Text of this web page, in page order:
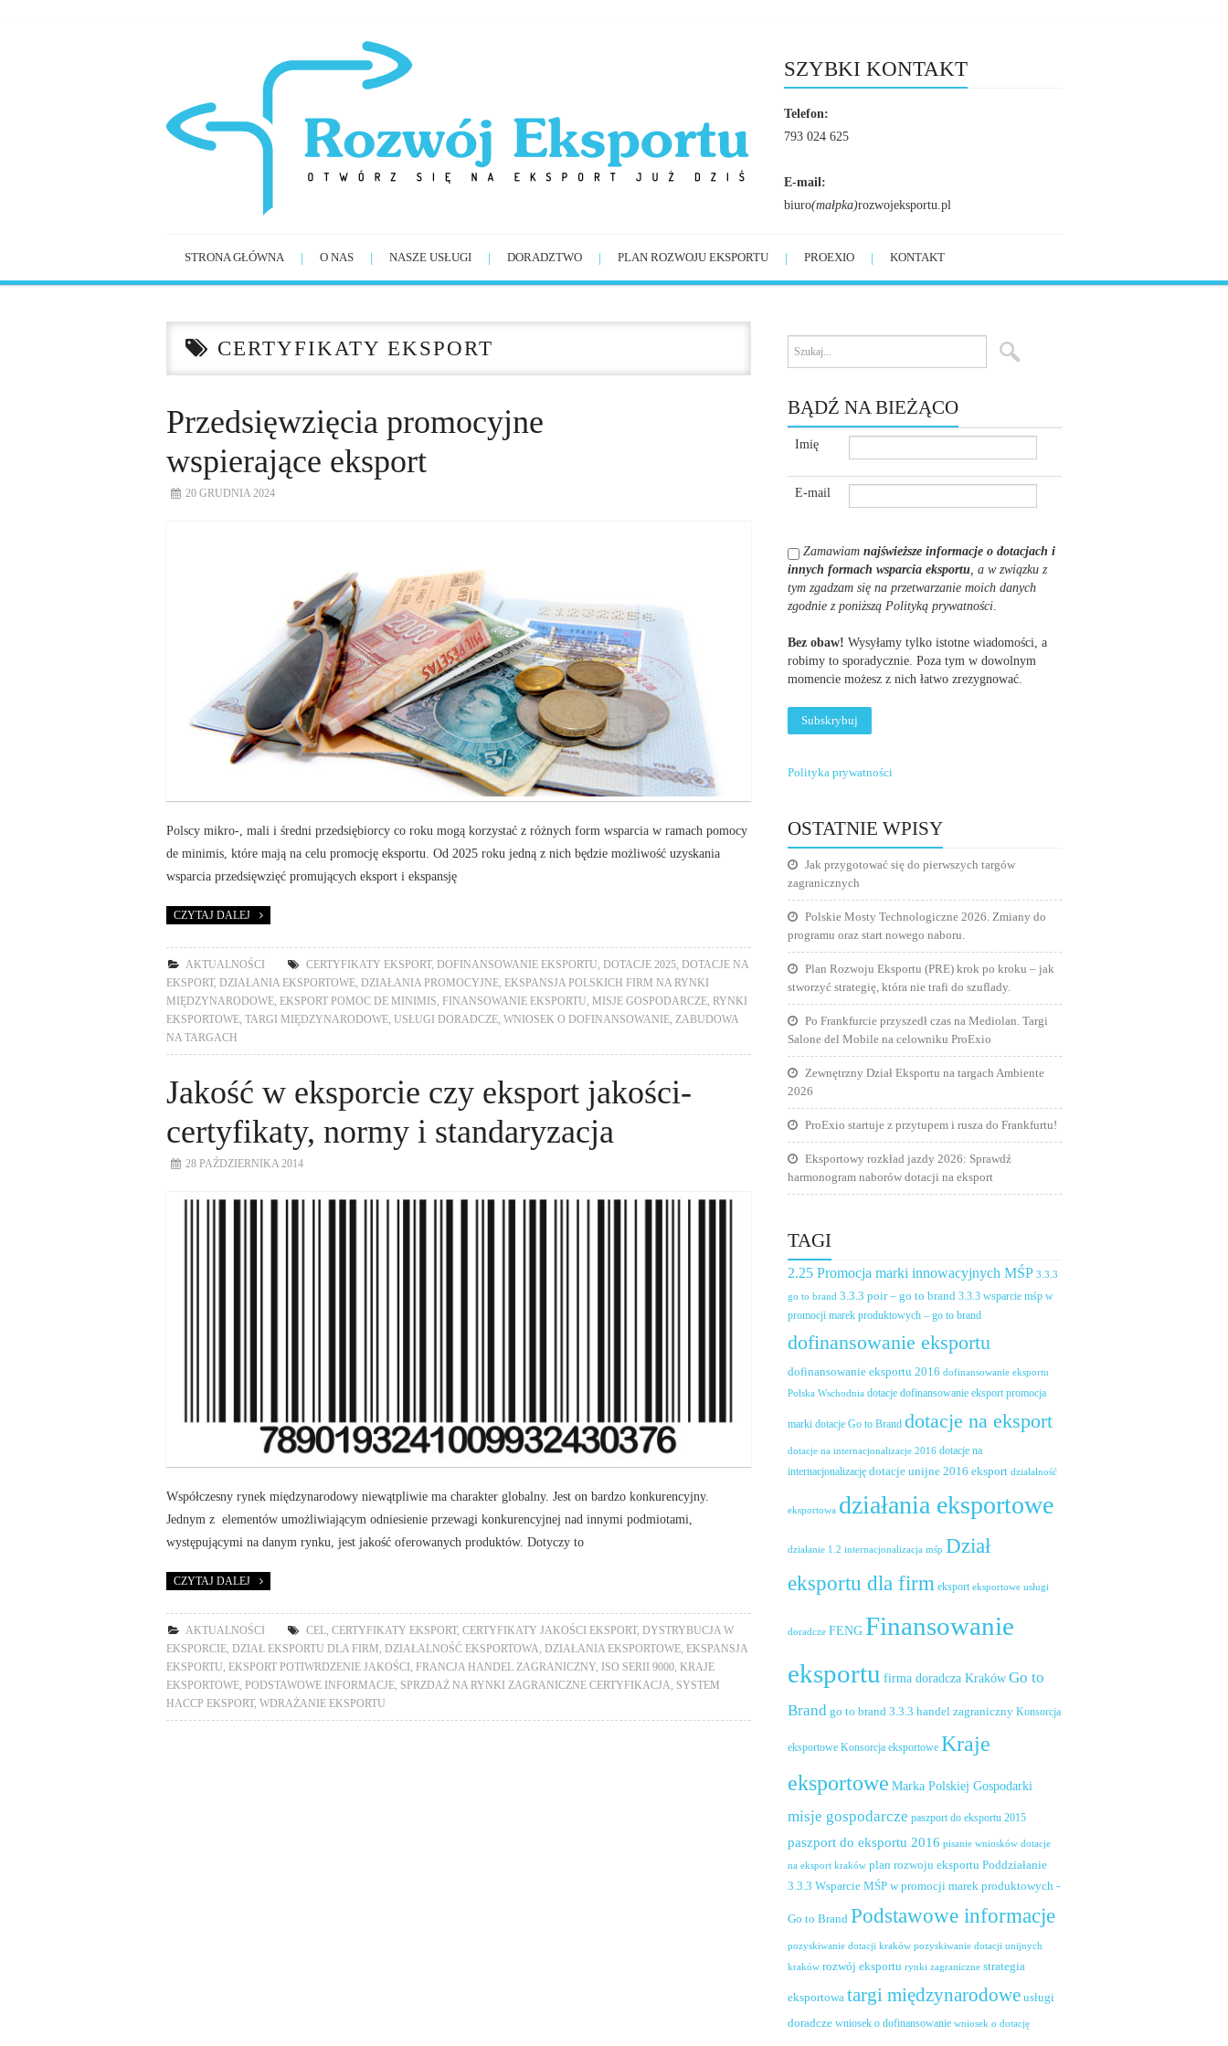
SZYBKI KONTAKT
Telefon:
793 024 625
E-mail:
biuro(małpka)rozwojeksportu.pl
STRONA GŁÓWNA O NAS NASZE USŁUGI DORADZTWO PLAN ROZWOJU EKSPORTU PROEXIO KONTAKT
CERTYFIKATY EKSPORT
Przedsięwzięcia promocyjne
wspierające eksport
20 GRUDNIA 2024
Polscy mikro-, mali i średni przedsiębiorcy co roku mogą korzystać z różnych form wsparcia w ramach pomocy
de minimis, które mają na celu promocję eksportu. Od 2025 roku jedną z nich będzie możliwość uzyskania
wsparcia przedsięwzięć promujących eksport i ekspansję
CZYTAJ DALEJ
AKTUALNOŚCI CERTYFIKATY EKSPORT, DOFINANSOWANIE EKSPORTU DOTACJE 2025, DOTACJE NA
EKSPORT, DZIAŁANIA EKSPORTOWE DZIAŁANIA PROMOCYJNE EKSPANSJA POLSKICH FIRM NA RYNKI
MIĘDZYNARODOWE EKSPORT POMOC DE MINIMIS FINANSOWANIE EKSPORTU MISJE GOSPODARCZE RYNKI
EKSPORTOWE TARGI MIĘDZYNARODOWE USŁUGI DORADCZE WNIOSEK O DOFINANSOWANIE ZABUDOWA
NA TARGACH
Jakość w eksporcie czy eksport jakości-
certyfikaty, normy i standaryzacja
28 PAŹDZIERNIKA 2014
Współczesny rynek międzynarodowy niewątpliwie ma charakter globalny. Jest on bardzo konkurencyjny.
Jednym z elementów umożliwiającym odniesienie przewagi konkurencyjnej nad innymi podmiotami,
występującymi na danym rynku, jest jakość oferowanych produktów. Dotyczy to
CZYTAJ DALEJ
AKTUALNOŚCI CEL, CERTYFIKATY EKSPORT, CERTYFIKATY JAKOŚCI EKSPORT, DYSTRYBUCJA W
EKSPORCIE DZIAŁ EKSPORTU DLA FIRM DZIAŁALNOŚĆ EKSPORTOWA DZIAŁANIA EKSPORTOWE EKSPANSJA
EKSPORTU EKSPORT POTIWRDZENIE JAKOŚCI FRANCJA HANDEL ZAGRANICZNY ISO SERII 9000 KRAJE
EKSPORTOWE PODSTAWOWE INFORMACJE SPRZDAŻ NA RYNKI ZAGRANICZNE CERTYFIKACJA
SYSTEM
HACCP EKSPORT, WDRAŻANIE EKSPORTU
BĄDŹ NA BIEŻĄCO
Imię
E-mail
Zamawiam najświeższe informacje o dotacjach i
innych formach wsparcia eksportu, a w związku z
tym zgadzam się na przetwarzanie moich danych
zgodnie z poniższą Polityką prywatności.
Bez obaw! Wysyłamy tylko istotne wiadomości, a
robimy to sporadycznie. Poza tym w dowolnym
momencie możesz z nich łatwo zrezygnować.
Polityka prywatności
OSTATNIE WPISY
Jak przygotować się do pierwszych targów
zagranicznych
Polskie Mosty Technologiczne 2026. Zmiany do
programu oraz start nowego naboru.
Plan Rozwoju Eksportu (PRE) krok po kroku – jak
stworzyć strategię, która nie trafi do szuflady.
Po Frankfurcie przyszedł czas na Mediolan. Targi
Salone del Mobile na celowniku ProExio
Zewnętrzny Dział Eksportu na targach Ambiente
2026
ProExio startuje z przytupem i rusza do Frankfurtu!
Eksportowy rozkład jazdy 2026: Sprawdź
harmonogram naborów dotacji na eksport
TAGI
2.25 Promocja marki innowacyjnych MŚP 3.3.3
go to brand 3.3.3 poir – go to brand 3.3.3 wsparcie mśp w
promocji marek produktowych – go to brand
dofinansowanie eksportu
dofinansowanie eksportu 2016 dofinansowanie eksportu
Polska Wschodnia dotacje dofinansowanie eksport promocja
marki dotacje Go to Brand dotacje na eksport
dotacje na internacjonalizacje 2016 dotacje na
internacjonalizację dotacje unijne 2016 eksport działalność
eksportowa działania eksportowe
działanie 1.2 internacjonalizacja mśp Dział
eksportu dla firm eksport eksportowe usługi
doradcze FENG Finansowanie
eksportu firma doradcza KrakówGo to
Brand go to brand 3.3.3 handel zagraniczny Konsorcja
eksportowe Konsorcja eksportowe Kraje
eksportowe Marka Polskiej Gospodarki
misje gospodarcze paszport do eksportu 2015
paszport do eksportu 2016 pisanie wniosków dotacje
na eksport kraków plan rozwoju eksportu Poddziałanie
3.3.3 Wsparcie MŚP w promocji marek produktowych -
Go to Brand Podstawowe informacje
pozyskiwanie dotacji kraków pozyskiwanie dotacji unijnych
kraków rozwój eksportu rynki zagraniczne strategia
eksportowa targi międzynarodowe usługi
doradcze wniosek o dofinansowanie wniosek o dotację